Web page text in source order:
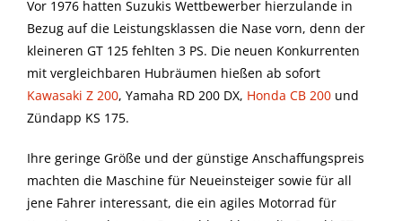
Vor 1976 hatten Suzukis Wettbewerber hierzulande in
Bezug auf die Leistungsklassen die Nase vorn, denn der
kleineren GT 125 fehlten 3 PS. Die neuen Konkurrenten
mit vergleichbaren Hubräumen hießen ab sofort
Kawasaki Z 200, Yamaha RD 200 DX, Honda CB 200 und
Zündapp KS 175.
Ihre geringe Größe und der günstige Anschaffungspreis
machten die Maschine für Neueinsteiger sowie für all
jene Fahrer interessant, die ein agiles Motorrad für